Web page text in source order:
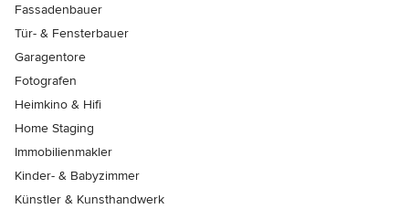
Fassadenbauer
Tür- & Fensterbauer
Garagentore
Fotografen
Heimkino & Hifi
Home Staging
Immobilienmakler
Kinder- & Babyzimmer
Künstler & Kunsthandwerk